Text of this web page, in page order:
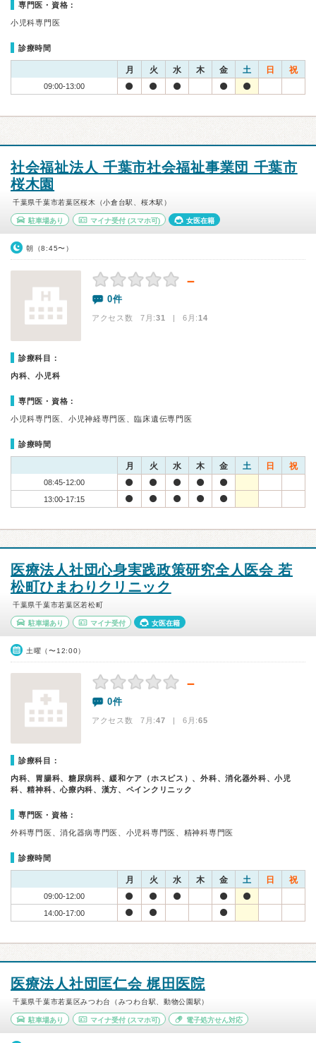
専門医・資格：
小児科専門医
診療時間
月 火 水 木 金 土 日 祝
09:00-13:00
社会福祉法人 千葉市社会福祉事業団 千葉市
桜木園
千葉県千葉市若葉区桜木（小倉台駅、桜木駅）
駐車場あり マイナ受付(スマホ可) 女医在籍
朝（8:45〜）
－
0件
アクセス数 7月:31 | 6月:14
診療科目：
内科、小児科
専門医・資格：
小児科専門医、小児神経専門医、臨床遺伝専門医
診療時間
月 火 水 木 金 土 日 祝
08:45-12:00
13:00-17:15
医療法人社団心身実践政策研究全人医会 若
松町ひまわりクリニック
千葉県千葉市若葉区若松町
駐車場あり マイナ受付 女医在籍
土曜（〜12:00）
－
0件
アクセス数 7月:47 | 6月:65
診療科目：
内科、胃腸科、糖尿病科、緩和ケア（ホスピス）、外科、消化器外科、小児
科、精神科、心療内科、漢方、ペインクリニック
専門医・資格：
外科専門医、消化器病専門医、小児科専門医、精神科専門医
診療時間
月 火 水 木 金 土 日 祝
09:00-12:00
14:00-17:00
医療法人社団匡仁会 梶田医院
千葉県千葉市若葉区みつわ台（みつわ台駅、動物公園駅）
駐車場あり マイナ受付(スマホ可) 電子処方せん対応